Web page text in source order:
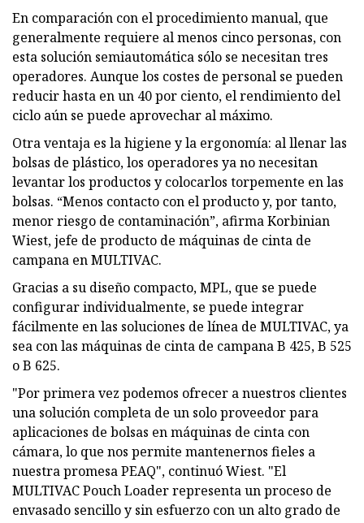
En comparación con el procedimiento manual, que
generalmente requiere al menos cinco personas, con
esta solución semiautomática sólo se necesitan tres
operadores. Aunque los costes de personal se pueden
reducir hasta en un 40 por ciento, el rendimiento del
ciclo aún se puede aprovechar al máximo.
Otra ventaja es la higiene y la ergonomía: al llenar las
bolsas de plástico, los operadores ya no necesitan
levantar los productos y colocarlos torpemente en las
bolsas. “Menos contacto con el producto y, por tanto,
menor riesgo de contaminación”, afirma Korbinian
Wiest, jefe de producto de máquinas de cinta de
campana en MULTIVAC.
Gracias a su diseño compacto, MPL, que se puede
configurar individualmente, se puede integrar
fácilmente en las soluciones de línea de MULTIVAC, ya
sea con las máquinas de cinta de campana B 425, B 525
o B 625.
"Por primera vez podemos ofrecer a nuestros clientes
una solución completa de un solo proveedor para
aplicaciones de bolsas en máquinas de cinta con
cámara, lo que nos permite mantenernos fieles a
nuestra promesa PEAQ", continuó Wiest. "El
MULTIVAC Pouch Loader representa un proceso de
envasado sencillo y sin esfuerzo con un alto grado de